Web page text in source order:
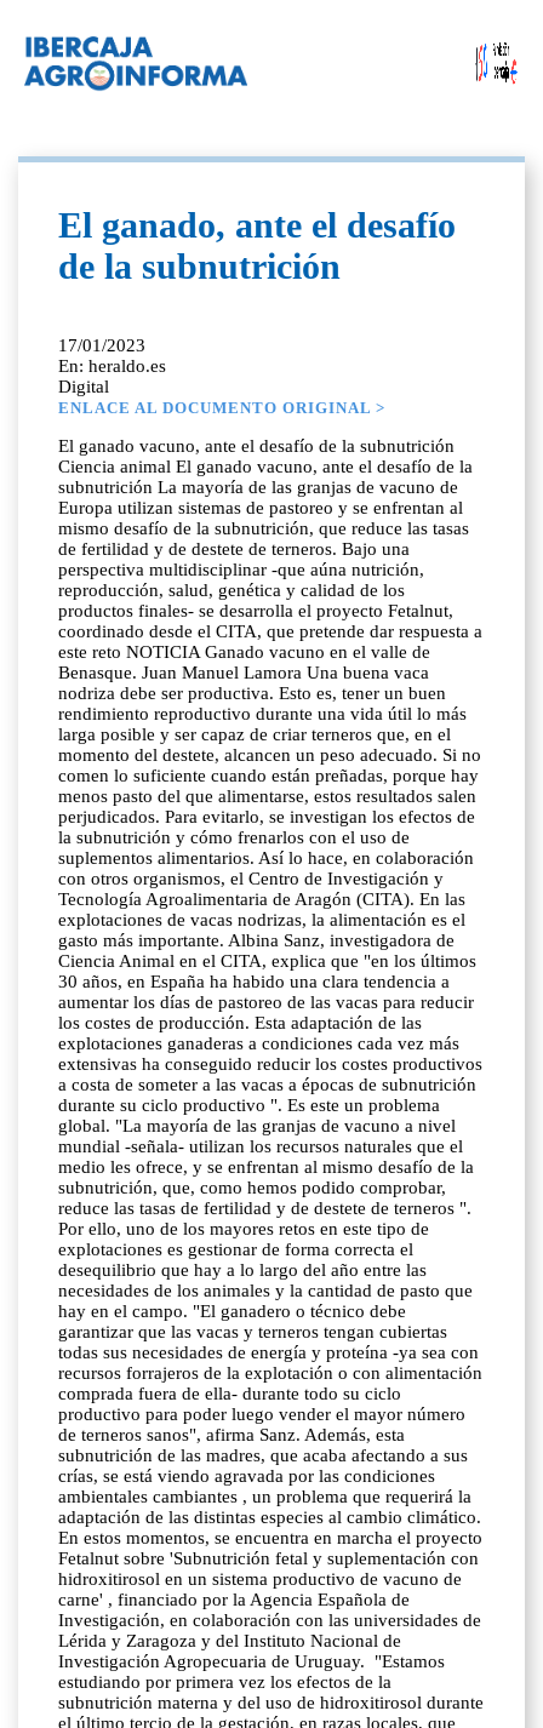
El ganado, ante el desafío
de la subnutrición
17/01/2023
En: heraldo.es
Digital
ENLACE AL DOCUMENTO ORIGINAL >
El ganado vacuno, ante el desafío de la subnutrición
Ciencia animal El ganado vacuno, ante el desafío de la
subnutrición La mayoría de las granjas de vacuno de
Europa utilizan sistemas de pastoreo y se enfrentan al
mismo desafío de la subnutrición, que reduce las tasas
de fertilidad y de destete de terneros. Bajo una
perspectiva multidisciplinar -que aúna nutrición,
reproducción, salud, genética y calidad de los
productos finales- se desarrolla el proyecto Fetalnut,
coordinado desde el CITA, que pretende dar respuesta a
este reto NOTICIA Ganado vacuno en el valle de
Benasque. Juan Manuel Lamora Una buena vaca
nodriza debe ser productiva. Esto es, tener un buen
rendimiento reproductivo durante una vida útil lo más
larga posible y ser capaz de criar terneros que, en el
momento del destete, alcancen un peso adecuado. Si no
comen lo suficiente cuando están preñadas, porque hay
menos pasto del que alimentarse, estos resultados salen
perjudicados. Para evitarlo, se investigan los efectos de
la subnutrición y cómo frenarlos con el uso de
suplementos alimentarios. Así lo hace, en colaboración
con otros organismos, el Centro de Investigación y
Tecnología Agroalimentaria de Aragón (CITA). En las
explotaciones de vacas nodrizas, la alimentación es el
gasto más importante. Albina Sanz, investigadora de
Ciencia Animal en el CITA, explica que "en los últimos
30 años, en España ha habido una clara tendencia a
aumentar los días de pastoreo de las vacas para reducir
los costes de producción. Esta adaptación de las
explotaciones ganaderas a condiciones cada vez más
extensivas ha conseguido reducir los costes productivos
a costa de someter a las vacas a épocas de subnutrición
durante su ciclo productivo ". Es este un problema
global. "La mayoría de las granjas de vacuno a nivel
mundial -señala- utilizan los recursos naturales que el
medio les ofrece, y se enfrentan al mismo desafío de la
subnutrición, que, como hemos podido comprobar,
reduce las tasas de fertilidad y de destete de terneros ".
Por ello, uno de los mayores retos en este tipo de
explotaciones es gestionar de forma correcta el
desequilibrio que hay a lo largo del año entre las
necesidades de los animales y la cantidad de pasto que
hay en el campo. "El ganadero o técnico debe
garantizar que las vacas y terneros tengan cubiertas
todas sus necesidades de energía y proteína -ya sea con
recursos forrajeros de la explotación o con alimentación
comprada fuera de ella- durante todo su ciclo
productivo para poder luego vender el mayor número
de terneros sanos", afirma Sanz. Además, esta
subnutrición de las madres, que acaba afectando a sus
crías, se está viendo agravada por las condiciones
ambientales cambiantes , un problema que requerirá la
adaptación de las distintas especies al cambio climático.
En estos momentos, se encuentra en marcha el proyecto
Fetalnut sobre 'Subnutrición fetal y suplementación con
hidroxitirosol en un sistema productivo de vacuno de
carne' , financiado por la Agencia Española de
Investigación, en colaboración con las universidades de
Lérida y Zaragoza y del Instituto Nacional de
Investigación Agropecuaria de Uruguay. "Estamos
estudiando por primera vez los efectos de la
subnutrición materna y del uso de hidroxitirosol durante
el último tercio de la gestación, en razas locales, que